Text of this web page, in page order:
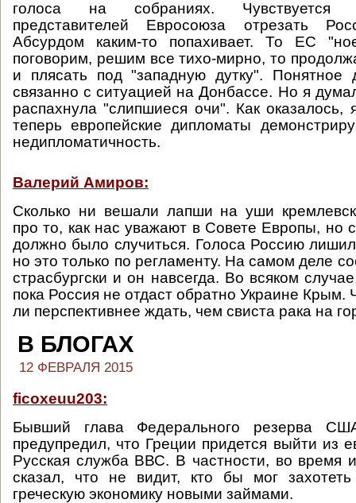
голоса на собраниях. Чувствуется
представителей Евросоюза отрезать
Абсурдом каким-то попахивает. То ЕС
поговорим, решим все тихо-мирно, то
и плясать под "западную дутку". Понятное
связанно с ситуацией на Донбассе. Но я
распахнула "слипшиеся очи". Как
теперь европейские дипломаты
недипломатичность.
Валерий Амиров:
Сколько ни вешали лапши на уши
про то, как нас уважают в Совете Европы, но
должно было случиться. Голоса Россию
но это только по регламенту. На самом деле
страсбургски и он навсегда. Во всяком
пока Россия не отдаст обратно Украине Крым.
ли перспективнее ждать, чем свиста рака на
В БЛОГАХ
12 ФЕВРАЛЯ 2015
ficoxeuu203:
Бывший глава Федерального резерва
предупредил, что Греции придется выйти из
Русская служба ВВС. В частности, во время
сказал, что не видит, кто бы мог
греческую экономику новыми займами.